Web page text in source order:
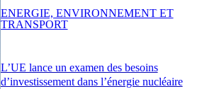
L’UE lance un examen des besoins
d’investissement dans l’énergie nucléaire
ENERGIE, ENVIRONNEMENT ET
TRANSPORT